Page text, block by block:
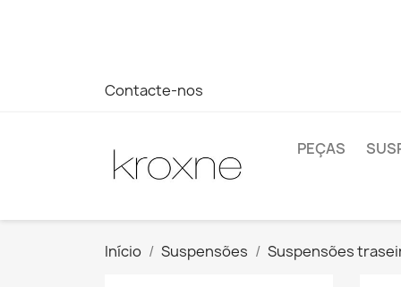
Contacte-nos
PEÇAS
Início Suspensões Suspensões